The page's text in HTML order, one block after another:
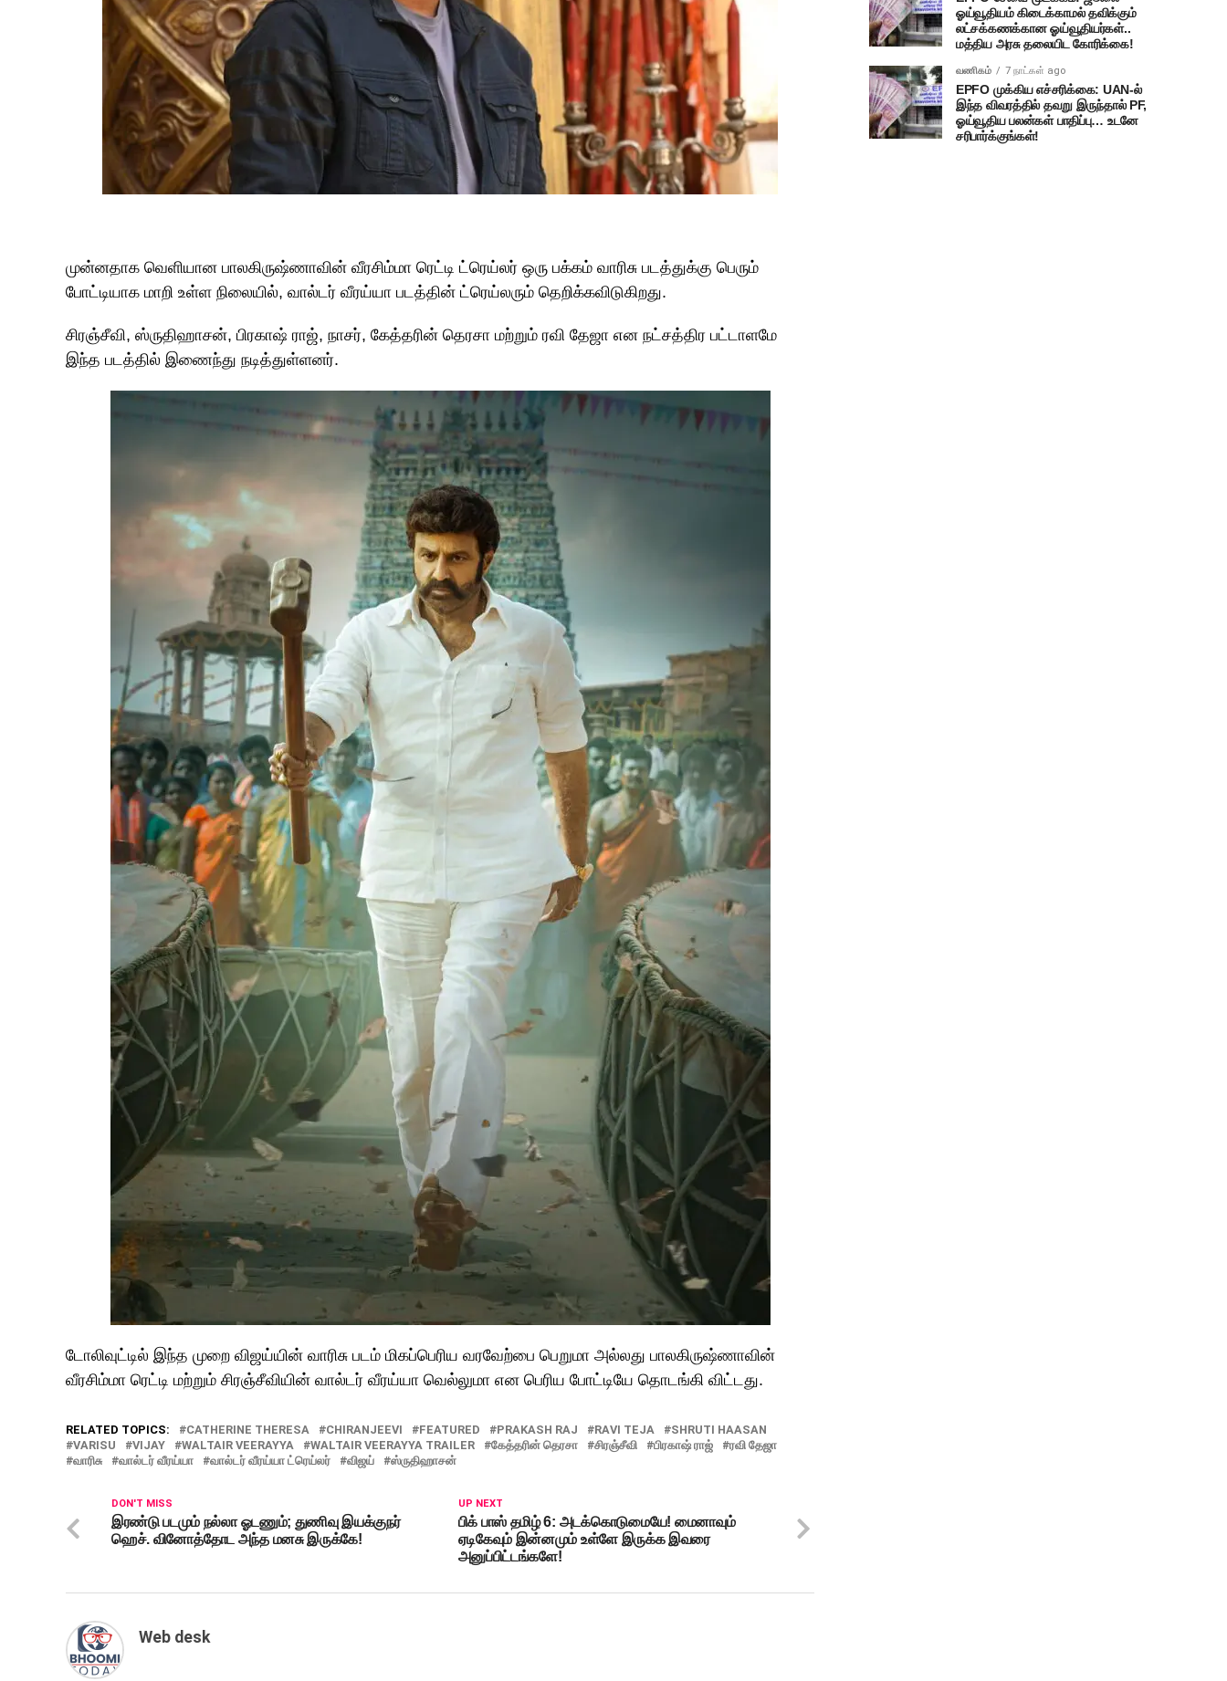
முன்னதாக வெளியான பாலகிருஷ்ணாவின் வீரசிம்மா ரெட்டி ட்ரெய்லர் ஒரு பக்கம் வாரிசு படத்துக்கு பெரும்
போட்டியாக மாறி உள்ள நிலையில், வால்டர் வீரய்யா படத்தின் ட்ரெய்லரும் தெறிக்கவிடுகிறது.
சிரஞ்சீவி, ஸ்ருதிஹாசன், பிரகாஷ் ராஜ், நாசர், கேத்தரின் தெரசா மற்றும் ரவி தேஜா என நட்சத்திர பட்டாளமே
இந்த படத்தில் இணைந்து நடித்துள்ளனர்.
டோலிவுட்டில் இந்த முறை விஜய்யின் வாரிசு படம் மிகப்பெரிய வரவேற்பை பெறுமா அல்லது பாலகிருஷ்ணாவின்
வீரசிம்மா ரெட்டி மற்றும் சிரஞ்சீவியின் வால்டர் வீரய்யா வெல்லுமா என பெரிய போட்டியே தொடங்கி விட்டது.
RELATED TOPICS: CATHERINE THERESA CHIRANJEEVI FEATURED PRAKASH RAJ RAVI TEJA
SHRUTI HAASAN
VARISU
VIJAY WALTAIR VEERAYYA WALTAIR VEERAYYA TRAILER கேத்தரின் தெரசா சிரஞ்சீவி பிரகாஷ் ராஜ்
ரவி தேஜா
வாரிசு
வால்டர் வீரய்யா வால்டர் வீரய்யா ட்ரெய்லர் விஜய் ஸ்ருதிஹாசன்
UP NEXT
பிக் பாஸ் தமிழ் 6: அடக்கொடுமையே! மைனாவும்
ஏடிகேவும் இன்னமும் உள்ளே இருக்க இவரை
அனுப்பிட்டங்களே!
DON'T MISS
இரண்டு படமும் நல்லா ஓடணும்; துணிவு இயக்குநர்
ஹெச். வினோத்தோட அந்த மனசு இருக்கே!
Web desk
ஓய்வூதியம் கிடைக்காமல் தவிக்கும்
லட்சக்கணக்கான ஓய்வூதியர்கள்..
மத்திய அரசு தலையிட கோரிக்கை!
வணிகம் 7 நாட்கள் ago
EPFO முக்கிய எச்சரிக்கை: UAN-ல்
இந்த விவரத்தில் தவறு இருந்தால் PF,
ஓய்வூதிய பலன்கள் பாதிப்பு… உடனே
சரிபார்க்குங்கள்!